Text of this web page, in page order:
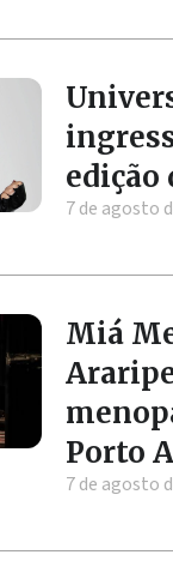
edição
7 de agosto
Miá
Porto
7 de agosto